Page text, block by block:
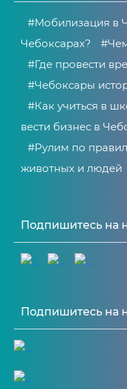
#Мобилизация в
Чебоксарах?
#Где провести
#Чебоксары
#Как учиться в
вести бизнес в
#Рулим по
животных и людей
Подпишитесь на
Подпишитесь на